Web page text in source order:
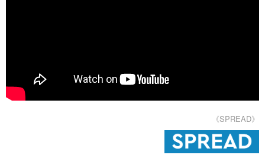
《SPREAD》